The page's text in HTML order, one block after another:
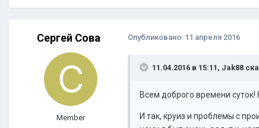
Сергей Сова
Member
Опубликовано: 11 апреля 2016
11.04.2016 в 15:11, Jak88
Всем доброго времени
И так, круиз и проблемы с